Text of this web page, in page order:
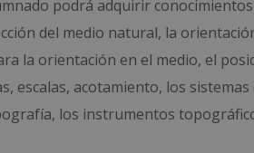
podrá adquirir
del medio natural, la
la orientación en el medio, el
escalas, acotamiento, los
los instrumentos